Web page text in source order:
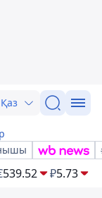
Қаз
539.52 ₽5.73